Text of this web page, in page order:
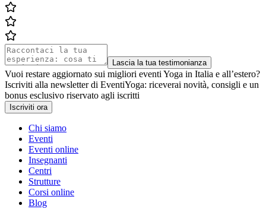
Lascia la tua testimonianza
Vuoi restare aggiornato sui migliori eventi Yoga in Italia e all’estero?
Iscriviti alla newsletter di EventiYoga: riceverai novità, consigli e un
bonus esclusivo riservato agli iscritti
Iscriviti ora
Chi siamo
Eventi
Eventi online
Insegnanti
Centri
Strutture
Corsi online
Blog